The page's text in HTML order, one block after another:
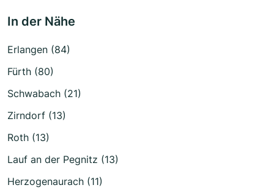
In der Nähe
Erlangen (84)
Fürth (80)
Schwabach (21)
Zirndorf (13)
Roth (13)
Lauf an der Pegnitz (13)
Herzogenaurach (11)